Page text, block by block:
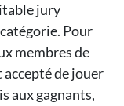
jury
Pour
membres de
de jouer
aux gagnants,